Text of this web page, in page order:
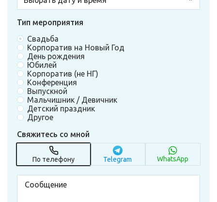
Тип мероприятия
Свадьба
Корпоратив на Новый Год
День рождения
Юбилей
Корпоратив (не НГ)
Конференция
Выпускной
Мальчишник / Девичник
Детский праздник
Другое
Свяжитесь со мной
По телефону Telegram WhatsApp